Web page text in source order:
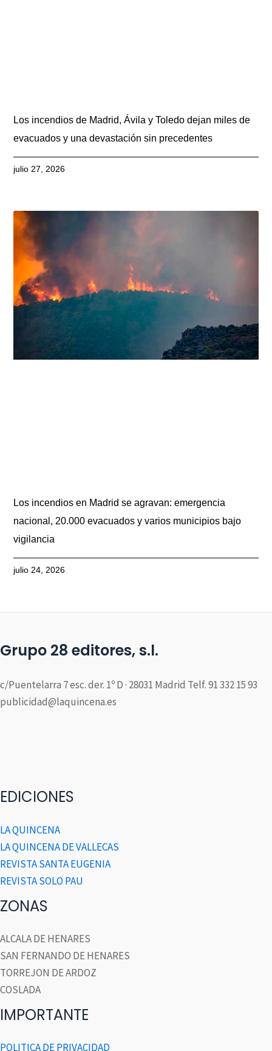
Los incendios de Madrid, Ávila y Toledo dejan miles de
evacuados y una devastación sin precedentes
julio 27, 2026
Los incendios en Madrid se agravan: emergencia
nacional, 20.000 evacuados y varios municipios bajo
vigilancia
julio 24, 2026
Grupo 28 editores, s.l.
c/Puentelarra 7 esc. der. 1º D · 28031 Madrid Telf. 91 332 15 93
publicidad@laquincena.es
EDICIONES
LA QUINCENA
LA QUINCENA DE VALLECAS
REVISTA SANTA EUGENIA
REVISTA SOLO PAU
ZONAS
ALCALA DE HENARES
SAN FERNANDO DE HENARES
TORREJON DE ARDOZ
COSLADA
IMPORTANTE
POLITICA DE PRIVACIDAD